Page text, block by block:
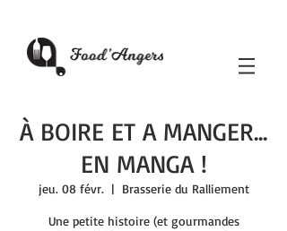
À BOIRE ET A MANGER...
EN MANGA !
jeu. 08 févr.
  |
Brasserie du Ralliement
Une petite histoire (et gourmandes